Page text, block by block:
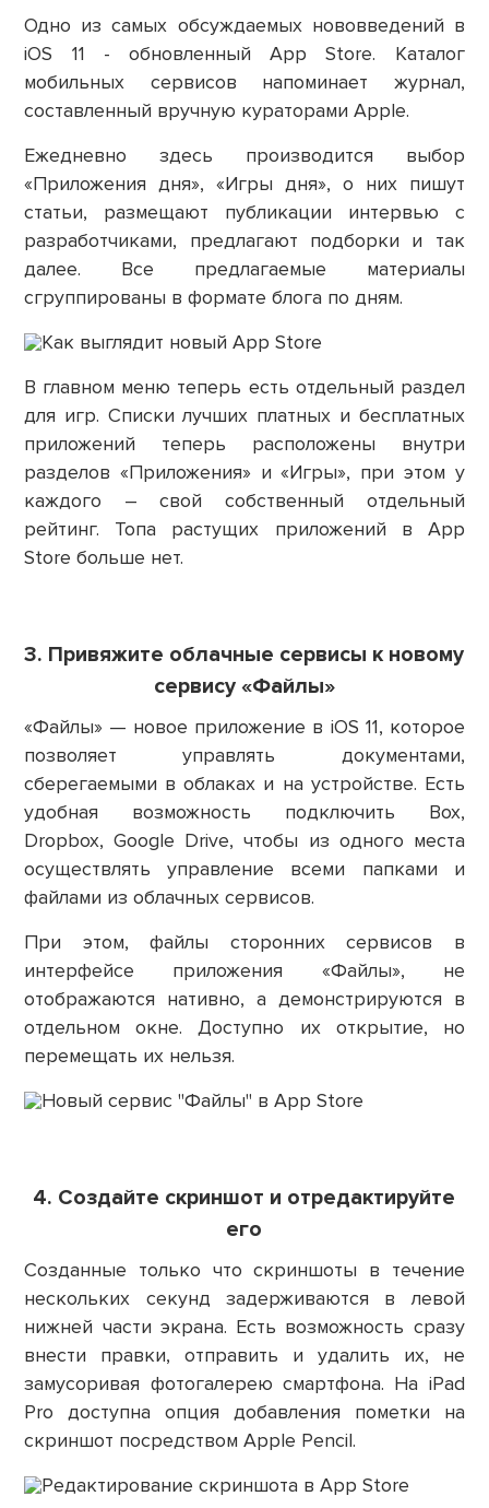
Одно из самых обсуждаемых нововведений в
iOS 11 - обновленный App Store. Каталог
мобильных сервисов напоминает журнал,
составленный вручную кураторами Apple.
Ежедневно здесь производится выбор
«Приложения дня», «Игры дня», о них пишут
статьи, размещают публикации интервью с
разработчиками, предлагают подборки и так
далее. Все предлагаемые материалы
сгруппированы в формате блога по дням.
В главном меню теперь есть отдельный раздел
для игр. Списки лучших платных и бесплатных
приложений теперь расположены внутри
разделов «Приложения» и «Игры», при этом у
каждого – свой собственный отдельный
рейтинг. Топа растущих приложений в App
Store больше нет.
3. Привяжите облачные сервисы к новому
сервису «Файлы»
«Файлы» — новое приложение в iOS 11, которое
позволяет управлять документами,
сберегаемыми в облаках и на устройстве. Есть
удобная возможность подключить Box,
Dropbox, Google Drive, чтобы из одного места
осуществлять управление всеми папками и
файлами из облачных сервисов.
При этом, файлы сторонних сервисов в
интерфейсе приложения «Файлы», не
отображаются нативно, а демонстрируются в
отдельном окне. Доступно их открытие, но
перемещать их нельзя.
4. Создайте скриншот и отредактируйте
его
Созданные только что скриншоты в течение
нескольких секунд задерживаются в левой
нижней части экрана. Есть возможность сразу
внести правки, отправить и удалить их, не
замусоривая фотогалерею смартфона. На iPad
Pro доступна опция добавления пометки на
скриншот посредством Apple Pencil.